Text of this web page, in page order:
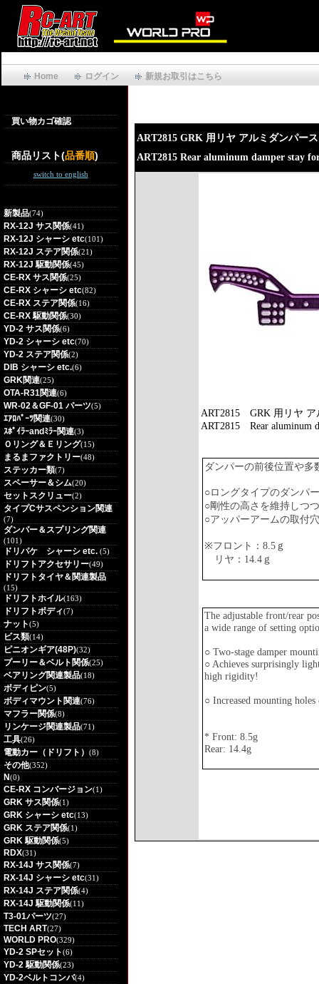
Home ログイン 新規お取引はこちら
買い物カゴ確認
商品リスト(品番順)
switch to english
新製品(74)
RX-12J サス関係(41)
RX-12J シャーシ etc(101)
RX-12J ステア関係(21)
RX-12J 駆動関係(45)
CE-RX サス関係(25)
CE-RX シャーシ etc(82)
CE-RX ステア関係(16)
CE-RX 駆動関係(30)
YD-2 サス関係(6)
YD-2 シャーシ etc(70)
YD-2 ステア関係(2)
DIB シャーシ etc.(6)
GRK関連(25)
OTA-R31関連(6)
WR-02＆GF-01 パーツ(5)
ｴｱﾛﾊﾟｰﾂ関連(30)
ｽﾎﾟｲﾗｰandﾐﾗｰ関連(3)
Ｏリング＆Ｅリング(15)
まるまファクトリー(48)
ステッカー類(7)
スペーサー＆シム(20)
セットスクリュー(2)
タイプCサスペンション関連
(7)
ダンパー＆スプリング関連
(101)
ドリパケ シャーシ etc. (5)
ドリフトアクセサリー(49)
ドリフトタイヤ＆関連製品
(15)
ドリフトホイル(163)
ドリフトボディ(7)
ナット(5)
ビス類(14)
ピニオンギア(48P)(32)
プーリー＆ベルト関係(25)
ベアリング関連製品(18)
ボディピン(5)
ボディマウント関連(76)
マフラー関係(8)
リンケージ関連製品(71)
工具(26)
電動カー（ドリフト） (8)
その他(352)
N(0)
CE-RX コンバージョン(1)
GRK サス関係(1)
GRK シャーシ etc(13)
GRK ステア関係(1)
GRK 駆動関係(5)
RDX(31)
RX-14J サス関係(7)
RX-14J シャーシ etc(31)
RX-14J ステア関係(4)
RX-14J 駆動関係(11)
T3-01パーツ(27)
TECH ART(27)
WORLD PRO(329)
YD-2 SPセット(6)
YD-2 駆動関係(23)
YD-2ベルトコンバ(4)
ART2815 GRK 用リヤ アルミダンパー
ART2815 Rear aluminum damper stay
ART2815
GRK 用リヤ
ART2815
Rear aluminum
ダンパーの前後位置や
○ロングタイプのダンパ
○剛性の高さを維持しつ
○アッパーアームの取付
※フロント：8.5ｇ
リヤ：14.4ｇ
The adjustable front/rear
a wide range of setting
○ Two-stage damper
○ Achieves surprisingly
high rigidity!
○ Increased mounting
* Front: 8.5g
Rear: 14.4g